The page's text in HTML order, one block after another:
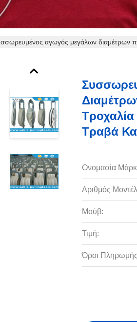
αγωγός μεγάλων διαμέτρων
Τραβά
Ονομασία
Αριθμός
Μούβ:
Τιμή:
Όροι